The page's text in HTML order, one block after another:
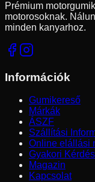
Prémium
motorosoknak.
minden kanyarhoz.
Információk
Gumikereső
Márkák
ÁSZF
Szállítási
Online elállási
Gyakori
Magazin
Kapcsolat